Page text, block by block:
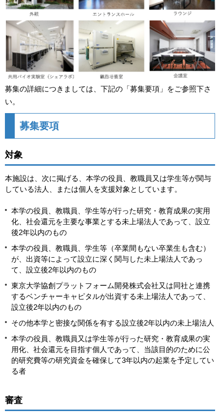
募集の詳細につきましては、下記の「募集要項」をご参照下さ
い。
募集要項
対象
本施設は、次に掲げる、本学の役員、教職員又は学生等が関与
している法人、または個人を支援対象としています。
本学の役員、教職員、学生等が行った研究・教育成果の実用
化、社会還元を主要な事業とする未上場法人であって、設立
後2年以内のもの
本学の役員、教職員、学生等（卒業間もない卒業生も含む）
が、出資等によって設立に深く関与した未上場法人であっ
て、設立後2年以内のもの
東京大学協創プラットフォーム開発株式会社又は同社と連携
するベンチャーキャピタルが出資する未上場法人であって、
設立後2年以内のもの
その他本学と密接な関係を有する設立後2年以内の未上場法人
本学の役員、教職員又は学生等が行った研究・教育成果の実
用化、社会還元を目指す個人であって、当該目的のために公
的研究費等の研究資金を確保して3年以内の起業を予定してい
る者
審査